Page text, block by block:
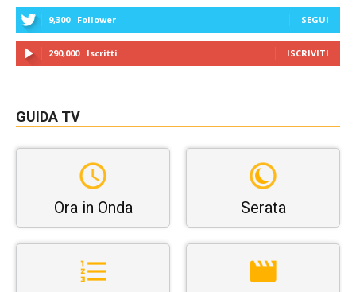
9,300 Follower SEGUI
290,000 Iscritti ISCRIVITI
GUIDA TV
Ora in Onda Serata